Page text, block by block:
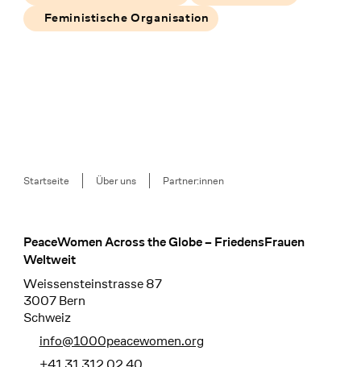
Feministische Organisation
Breadcrumb
Startseite Über uns Partner:innen
Footer
PeaceWomen Across the Globe – FriedensFrauen
Weltweit
Weissensteinstrasse 87
3007 Bern
Schweiz
info@1000peacewomen.org